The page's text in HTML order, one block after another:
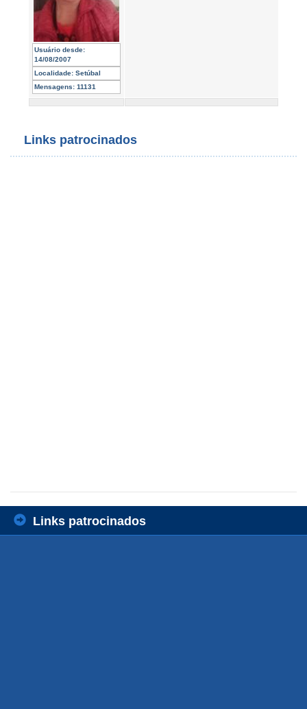
Usuário desde:
14/08/2007
Localidade: Setúbal
Mensagens: 11131
Links patrocinados
Links patrocinados